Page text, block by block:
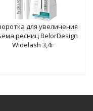
для увеличения
ресниц BelorDesign
Widelash 3,4г